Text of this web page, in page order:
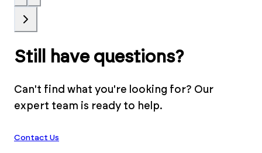
Still have questions?
Can't find what you're looking for? Our
expert team is ready to help.
Contact Us